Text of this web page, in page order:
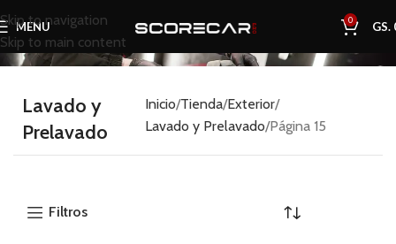
Skip to navigation
Skip to main content
MENU 0 GS.
Lavado y
Prelavado
Inicio Tienda Exterior
Lavado y Prelavado Página 15
Filtros